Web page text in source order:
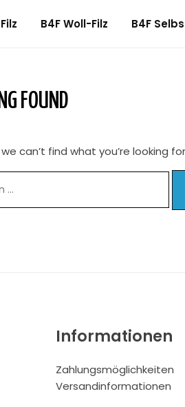
B4F Woll-Filz B4F
FOUND
can’t find what you’re looking
Informationen
Zahlungsmöglichkeiten
Versandinformationen